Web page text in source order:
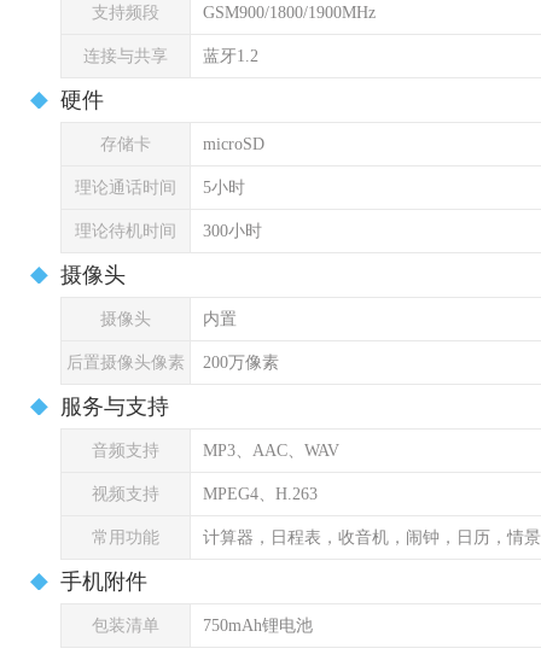
支持频段 GSM900/1800/1900MHz
连接与共享 蓝牙1.2
硬件
存储卡 microSD
理论通话时间 5小时
理论待机时间 300小时
摄像头
摄像头 内置
后置摄像头像素 200万像素
服务与支持
音频支持 MP3、AAC、WAV
视频支持 MPEG4、H.263
常用功能 计算器，日程表，收音机，闹钟，日历，情
手机附件
包装清单 750mAh锂电池